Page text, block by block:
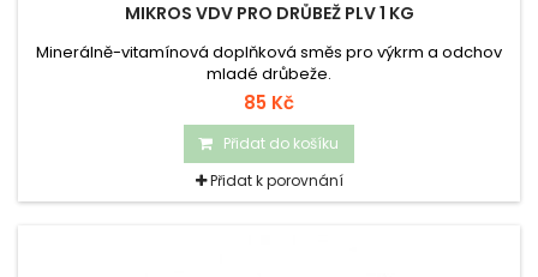
MIKROS VDV PRO DRŮBEŽ PLV 1 KG
Minerálně-vitamínová doplňková směs pro výkrm a odchov
mladé drůbeže.
85 Kč
Přidat do košíku
Přidat k porovnání